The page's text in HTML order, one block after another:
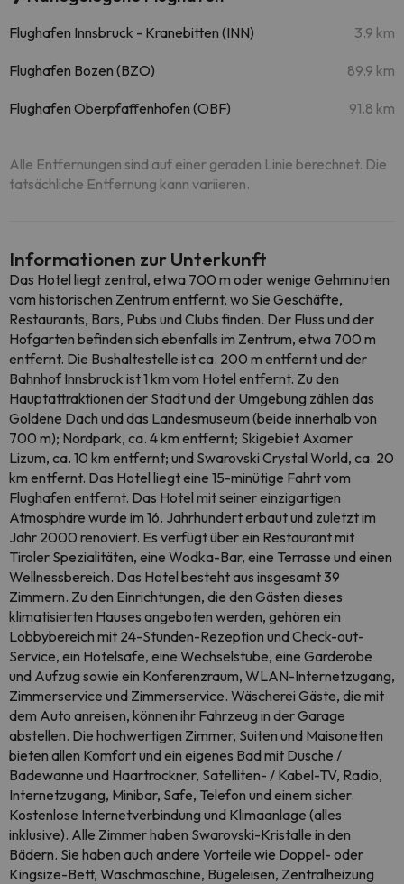
Flughafen Innsbruck - Kranebitten (INN) 3.9 km
Flughafen Bozen (BZO) 89.9 km
Flughafen Oberpfaffenhofen (OBF) 91.8 km
Alle Entfernungen sind auf einer geraden Linie berechnet. Die
tatsächliche Entfernung kann variieren.
Informationen zur Unterkunft
Das Hotel liegt zentral, etwa 700 m oder wenige Gehminuten
vom historischen Zentrum entfernt, wo Sie Geschäfte,
Restaurants, Bars, Pubs und Clubs finden. Der Fluss und der
Hofgarten befinden sich ebenfalls im Zentrum, etwa 700 m
entfernt. Die Bushaltestelle ist ca. 200 m entfernt und der
Bahnhof Innsbruck ist 1 km vom Hotel entfernt. Zu den
Hauptattraktionen der Stadt und der Umgebung zählen das
Goldene Dach und das Landesmuseum (beide innerhalb von
700 m); Nordpark, ca. 4 km entfernt; Skigebiet Axamer
Lizum, ca. 10 km entfernt; und Swarovski Crystal World, ca. 20
km entfernt. Das Hotel liegt eine 15-minütige Fahrt vom
Flughafen entfernt. Das Hotel mit seiner einzigartigen
Atmosphäre wurde im 16. Jahrhundert erbaut und zuletzt im
Jahr 2000 renoviert. Es verfügt über ein Restaurant mit
Tiroler Spezialitäten, eine Wodka-Bar, eine Terrasse und einen
Wellnessbereich. Das Hotel besteht aus insgesamt 39
Zimmern. Zu den Einrichtungen, die den Gästen dieses
klimatisierten Hauses angeboten werden, gehören ein
Lobbybereich mit 24-Stunden-Rezeption und Check-out-
Service, ein Hotelsafe, eine Wechselstube, eine Garderobe
und Aufzug sowie ein Konferenzraum, WLAN-Internetzugang,
Zimmerservice und Zimmerservice. Wäscherei Gäste, die mit
dem Auto anreisen, können ihr Fahrzeug in der Garage
abstellen. Die hochwertigen Zimmer, Suiten und Maisonetten
bieten allen Komfort und ein eigenes Bad mit Dusche /
Badewanne und Haartrockner, Satelliten- / Kabel-TV, Radio,
Internetzugang, Minibar, Safe, Telefon und einem sicher.
Kostenlose Internetverbindung und Klimaanlage (alles
inklusive). Alle Zimmer haben Swarovski-Kristalle in den
Bädern. Sie haben auch andere Vorteile wie Doppel- oder
Kingsize-Bett, Waschmaschine, Bügeleisen, Zentralheizung